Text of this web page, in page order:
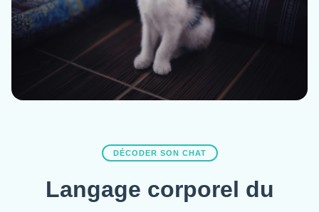
DÉCODER SON CHAT
Langage corporel du